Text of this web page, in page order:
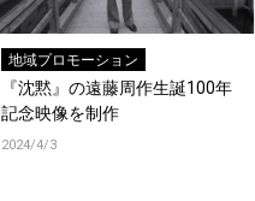
地域プロモーション
『沈黙』の遠藤周作生誕100年
記念映像を制作
2024/4/3